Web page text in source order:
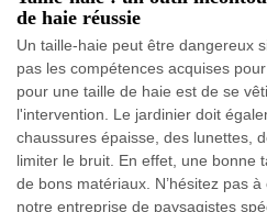
de haie réussie
Un taille-haie peut être dangereux
pas les compétences acquises
pour une taille de haie est de se
l'intervention. Le jardinier doit
chaussures épaisse, des lunettes,
limiter le bruit. En effet, une bonne
de bons matériaux. N’hésitez pas
notre entreprise de paysagistes